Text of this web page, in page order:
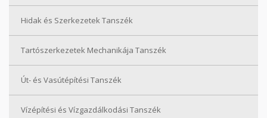
Hidak és Szerkezetek Tanszék
Tartószerkezetek Mechanikája Tanszék
Út- és Vasútépítési Tanszék
Vízépítési és Vízgazdálkodási Tanszék